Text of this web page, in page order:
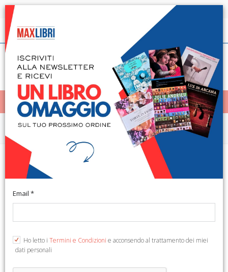
Spedizione in 24h per tutti i libri disponibili
Italiano
< Home
MENÙ
Postille (tempi, luoghi e modi del
contatto)
Email *
Ho letto i Termini e Condizioni e acconsendo al trattamento dei miei
dati personali